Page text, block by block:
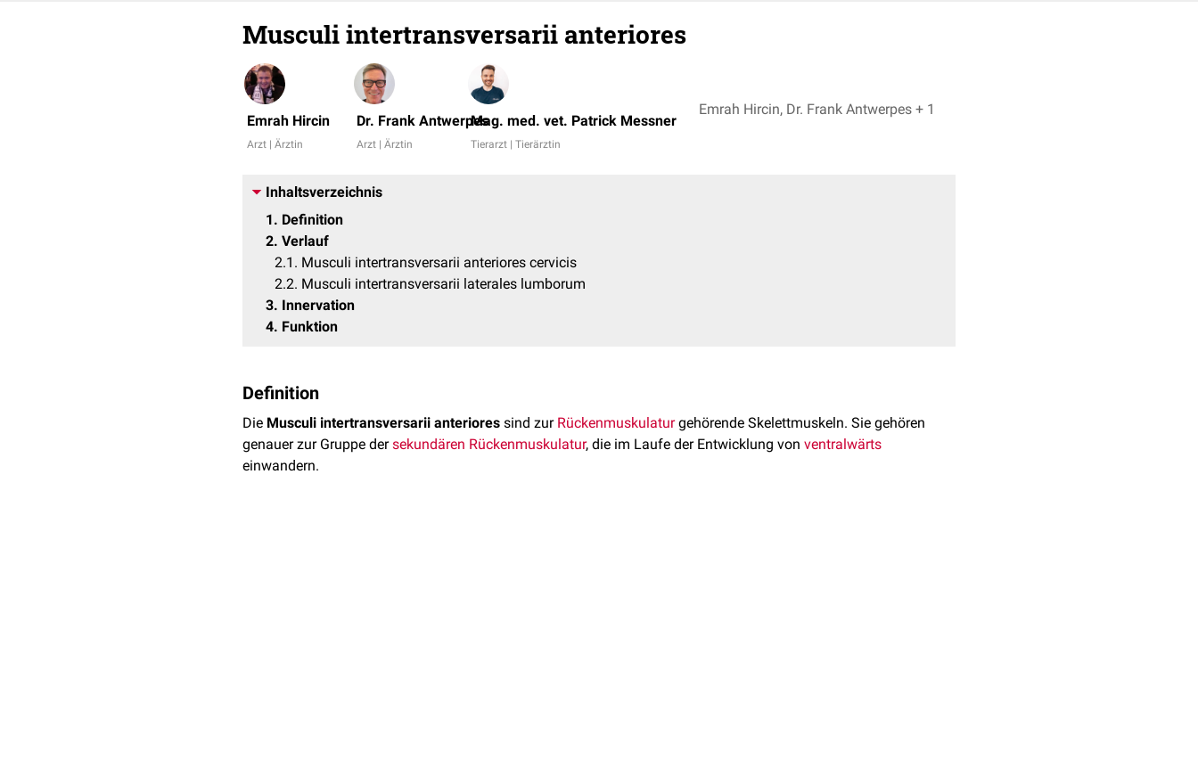
Musculi intertransversarii anteriores
Emrah Hircin
Arzt | Ärztin
Dr. Frank Antwerpes
Arzt | Ärztin
Mag. med. vet. Patrick Messner
Tierarzt | Tierärztin
Emrah Hircin, Dr. Frank Antwerpes + 1
Inhaltsverzeichnis
1
Definition
2 Verlauf
2.1
Musculi intertransversarii anteriores cervicis
2.2 Musculi intertransversarii laterales lumborum
3 Innervation
4 Funktion
Definition
Die Musculi intertransversarii anteriores sind zur Rückenmuskulaturgehörende Skelettmuskeln. Sie gehören
genauer zur Gruppe dersekundären Rückenmuskulatur, die im Laufe der Entwicklung von ventralwärts
einwandern.